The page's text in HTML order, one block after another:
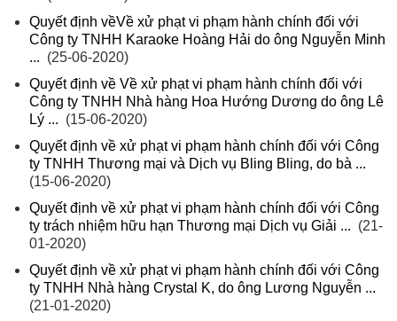
Quyết định vềVề xử phạt vi phạm hành chính đối với
Công ty TNHH Karaoke Hoàng Hải do ông Nguyễn Minh
... (25-06-2020)
Quyết định về Về xử phạt vi phạm hành chính đối với
Công ty TNHH Nhà hàng Hoa Hướng Dương do ông Lê
Lý ... (15-06-2020)
Quyết định về xử phạt vi phạm hành chính đối với Công
ty TNHH Thương mại và Dịch vụ Bling Bling, do bà ...
(15-06-2020)
Quyết định về xử phạt vi phạm hành chính đối với Công
ty trách nhiệm hữu hạn Thương mại Dịch vụ Giải ... (21-
01-2020)
Quyết định về xử phạt vi phạm hành chính đối với Công
ty TNHH Nhà hàng Crystal K, do ông Lương Nguyễn ...
(21-01-2020)